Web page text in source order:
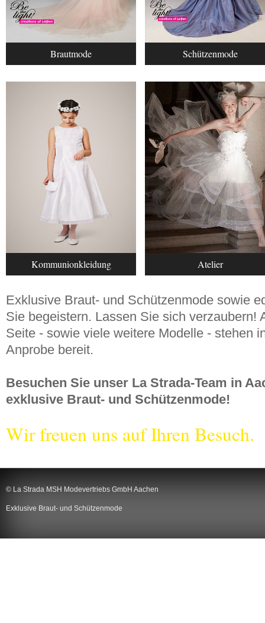
Brautmode Schützenmode
Kommunionkleidung Atelier
Exklusive Braut- und Schützenmode sowie
Sie begeistern. Lassen Sie sich verzaubern!
Seite - sowie viele weitere Modelle - stehen
Anprobe bereit.
Besuchen Sie unser La Strada-Team in
exklusive Braut- und Schützenmode!
Wir freuen uns auf Ihren Besuch.
© La Strada MSH Modevertriebs GmbH Aachen
Exklusive Braut- und Schützenmode